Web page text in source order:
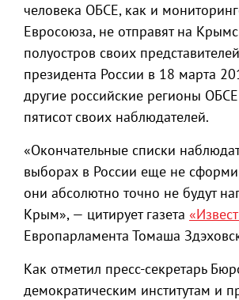
человека ОБСЕ, как и
Евросоюза, не отправят на
полуостров своих
президента России в 18 марта
другие российские регионы
пятисот своих наблюдателей.
«Окончательные списки
выборах в России еще не
они абсолютно точно не будут
Крым», — цитирует газета
Европарламента Томаша
Как отметил пресс-секретарь
демократическим институтам и